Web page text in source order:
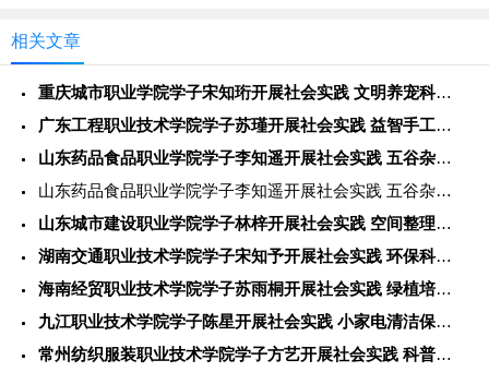
相关文章
重庆城市职业学院学子宋知珩开展社会实践 文明养宠科普整治焕新
广东工程职业技术学院学子苏瑾开展社会实践 益智手工科普助力孩
山东药品食品职业学院学子李知遥开展社会实践 五谷杂粮科普进社
山东药品食品职业学院学子李知遥开展社会实践 五谷杂粮科普进社
山东城市建设职业学院学子林梓开展社会实践 空间整理技艺助力居
湖南交通职业技术学院学子宋知予开展社会实践 环保科普手绘扮靓
海南经贸职业技术学院学子苏雨桐开展社会实践 绿植培育科普装点
九江职业技术学院学子陈星开展社会实践 小家电清洁保养服务暖心
常州纺织服装职业技术学院学子方艺开展社会实践 科普生活技巧短